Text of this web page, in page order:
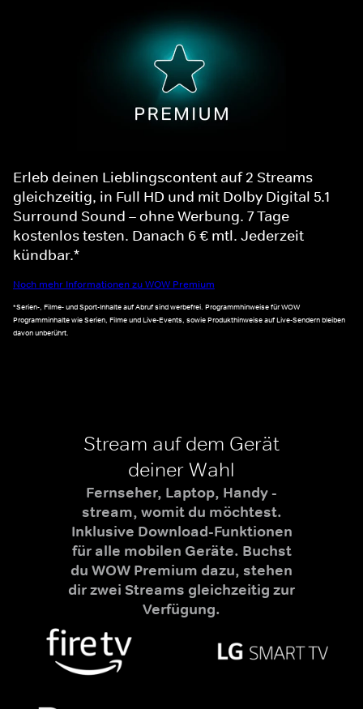
Erleb deinen Lieblingscontent auf 2 Streams
gleichzeitig, in Full HD und mit Dolby Digital 5.1
Surround Sound – ohne Werbung. 7 Tage
kostenlos testen. Danach 6 € mtl. Jederzeit
kündbar.*
Noch mehr Informationen zu WOW Premium
*Serien-, Filme- und Sport-Inhalte auf Abruf sind werbefrei. Programmhinweise für WOW
Programminhalte wie Serien, Filme und Live-Events, sowie Produkthinweise auf Live-Sendern bleiben
davon unberührt.
Stream auf dem Gerät
deiner Wahl
Fernseher, Laptop, Handy -
stream, womit du möchtest.
Inklusive Download-Funktionen
für alle mobilen Geräte. Buchst
du WOW Premium dazu, stehen
dir zwei Streams gleichzeitig zur
Verfügung.